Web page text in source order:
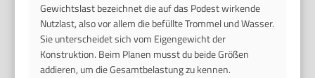
Gewichtslast bezeichnet die auf das Podest wirkende
Nutzlast, also vor allem die befüllte Trommel und Wasser.
Sie unterscheidet sich vom Eigengewicht der
Konstruktion. Beim Planen musst du beide Größen
addieren, um die Gesamtbelastung zu kennen.